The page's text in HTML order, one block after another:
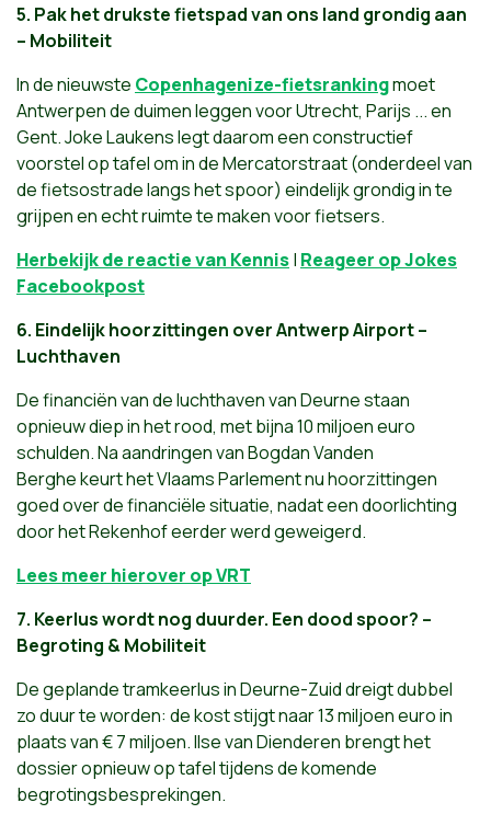
5. Pak het drukste fietspad van ons land grondig aan
– Mobiliteit
In de nieuwste Copenhagenize-fietsrankingmoet
Antwerpen de duimen leggen voor Utrecht, Parijs ... en
Gent. Joke Laukens legt daarom een constructief
voorstel op tafel om in de Mercatorstraat (onderdeel van
de fietsostrade langs het spoor) eindelijk grondig in te
grijpen en echt ruimte te maken voor fietsers.
Herbekijk de reactie van Kennis| Reageer op Jokes
Facebookpost
6. Eindelijk hoorzittingen over Antwerp Airport –
Luchthaven
De financiën van de luchthaven van Deurne staan
opnieuw diep in het rood, met bijna 10 miljoen euro
schulden. Na aandringen van Bogdan Vanden
Berghe keurt het Vlaams Parlement nu hoorzittingen
goed over de financiële situatie, nadat een doorlichting
door het Rekenhof eerder werd geweigerd.
Lees meer hierover op VRT
7. Keerlus wordt nog duurder. Een dood spoor? –
Begroting & Mobiliteit
De geplande tramkeerlus in Deurne-Zuid dreigt dubbel
zo duur te worden: de kost stijgt naar 13 miljoen euro in
plaats van € 7 miljoen. Ilse van Dienderen brengt het
dossier opnieuw op tafel tijdens de komende
begrotingsbesprekingen.